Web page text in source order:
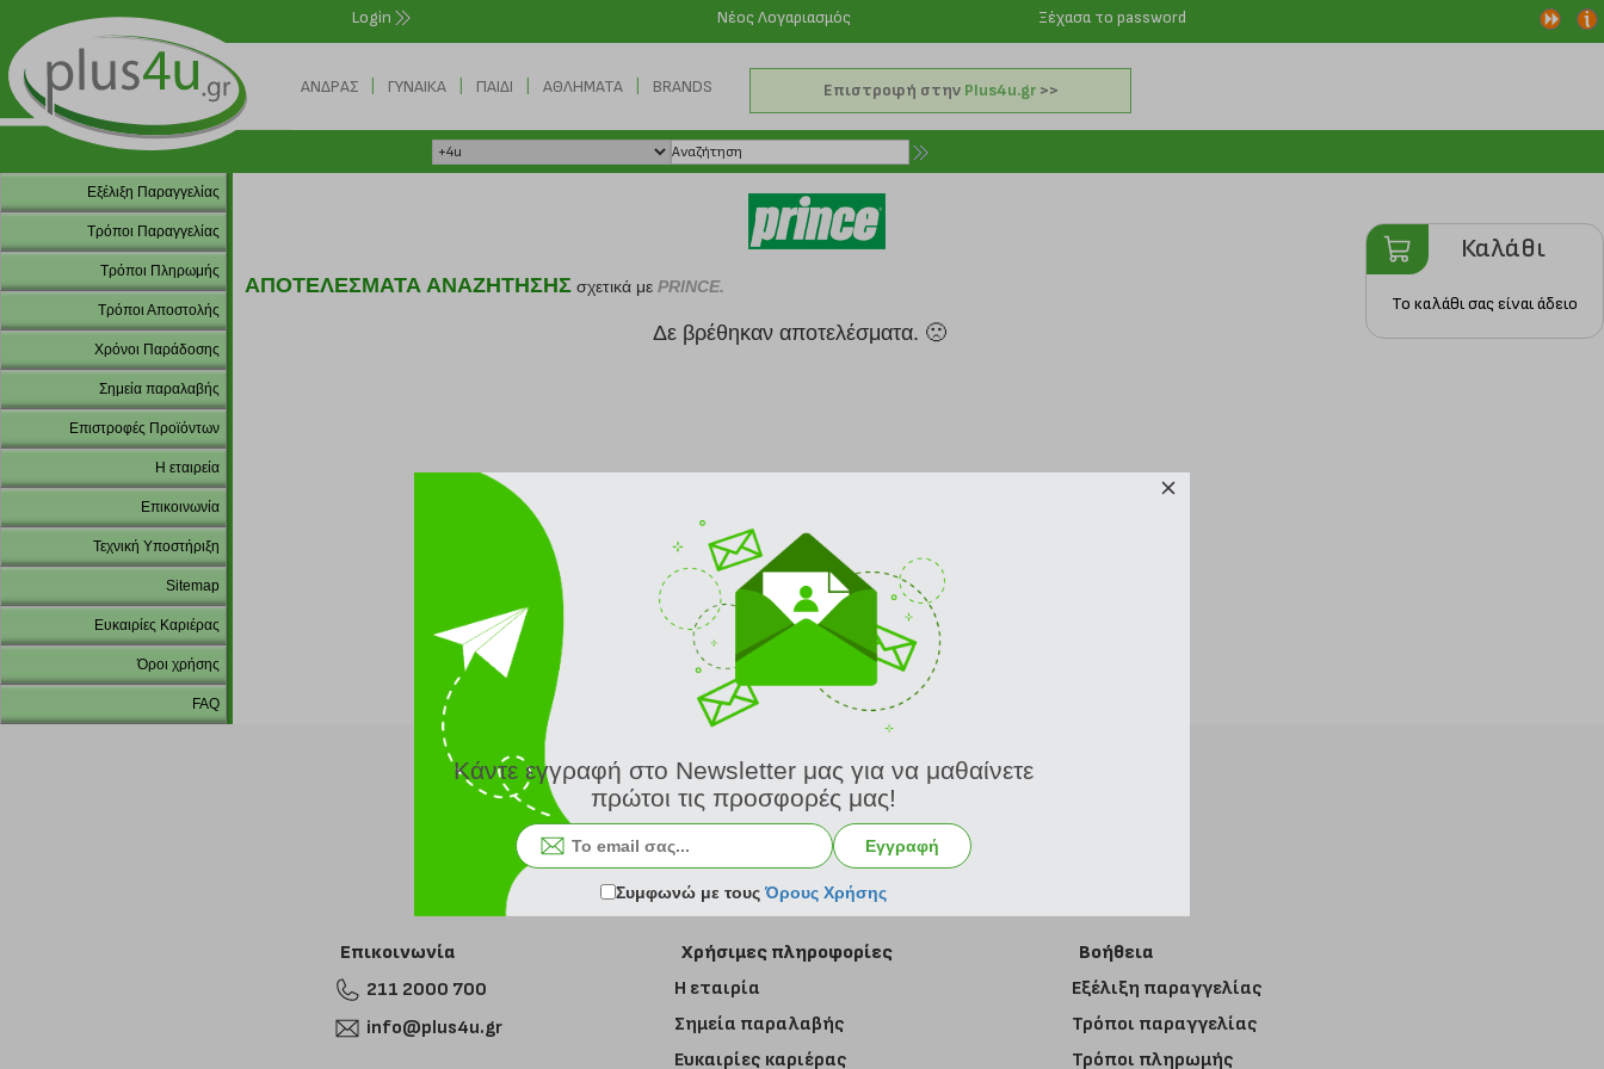
Login Νέος Λογαριασμός Ξέχασα το password
ΑΝΔΡΑΣ ΓΥΝΑΙΚΑ ΠΑΙΔΙ ΑΘΛΗΜΑΤΑ BRANDS Επιστροφή στην Plus4u.gr>>
Εξέλιξη Παραγγελίας
Τρόποι Παραγγελίας
Τρόποι Πληρωμής
Τρόποι Αποστολής
Χρόνοι Παράδοσης
Σημεία παραλαβής
Επιστροφές Προϊόντων
Η εταιρεία
Επικοινωνία
Τεχνική Υποστήριξη
Sitemap
Ευκαιρίες Καριέρας
Όροι χρήσης
FAQ
ΑΠΟΤΕΛΕΣΜΑΤΑ ΑΝΑΖΗΤΗΣΗΣ σχετικά με PRINCE.
Δε βρέθηκαν αποτελέσματα. 🙁
Καλάθι
Το καλάθι σας είναι άδειο
Εγγραφή στο newsletter
Επικοινωνία
211 2000 700
info@plus4u.gr
Χρήσιμες πληροφορίες
Η εταιρία
Σημεία παραλαβής
Ευκαιρίες καριέρας
Βοήθεια
Εξέλιξη παραγγελίας
Τρόποι παραγγελίας
Τρόποι πληρωμής
Κάντε εγγραφή στο Newsletter μας για να μαθαίνετε
πρώτοι τις προσφορές μας!
Εγγραφή
Συμφωνώ με τουςΌρους Χρήσης